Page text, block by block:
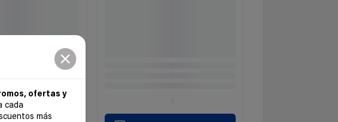
ofertas y
cada
más